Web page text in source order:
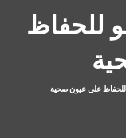
للحفاظ
على عيون صحية